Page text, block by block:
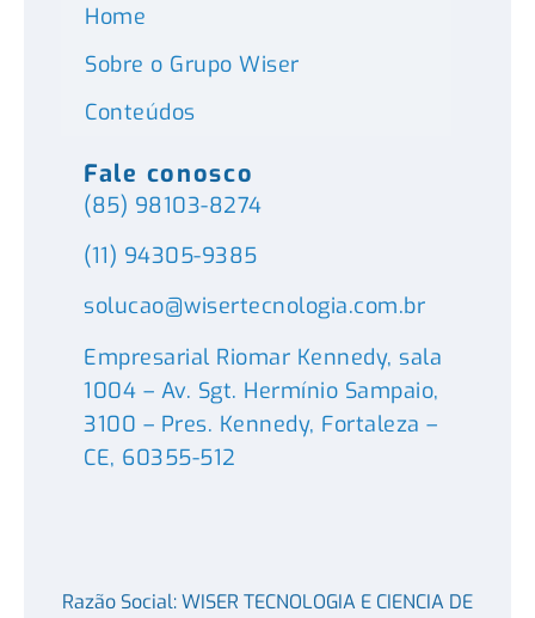
Home
Sobre o Grupo Wiser
Conteúdos
Fale conosco
(85) 98103-8274
(11) 94305-9385
solucao@wisertecnologia.com.br
Empresarial Riomar Kennedy, sala
1004 – Av. Sgt. Hermínio Sampaio,
3100 – Pres. Kennedy, Fortaleza –
CE, 60355-512
Razão Social: WISER TECNOLOGIA E CIENCIA DE